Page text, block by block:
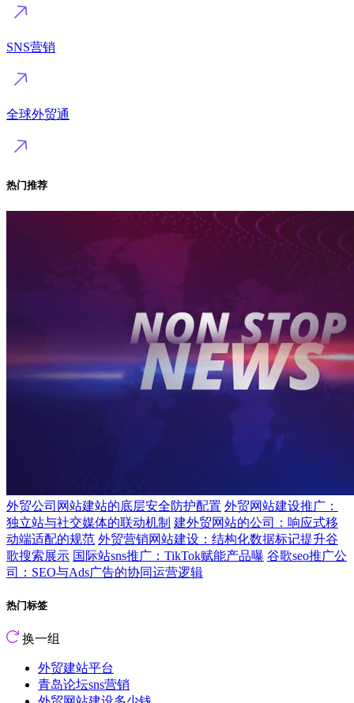
SNS营销
全球外贸通
热门推荐
外贸公司网站建站的底层安全防护配置 外贸网站建设推广：
独立站与社交媒体的联动机制 建外贸网站的公司：响应式移
动端适配的规范 外贸营销网站建设：结构化数据标记提升谷
歌搜索展示 国际站sns推广：TikTok赋能产品曝 谷歌seo推广公
司：SEO与Ads广告的协同运营逻辑
热门标签
换一组
外贸建站平台
青岛论坛sns营销